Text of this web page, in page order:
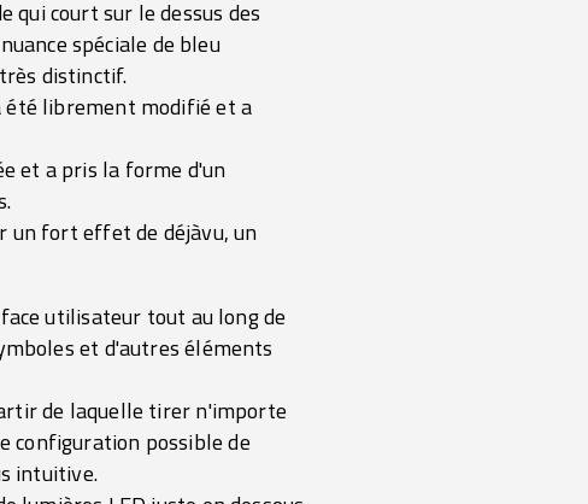
qui court sur le dessus des
spéciale de bleu
distinctif.
été librement modifié et a
et a pris la forme d'un
un fort effet de déjàvu, un
utilisateur tout au long de
et d'autres éléments
de laquelle tirer n'importe
configuration possible de
intuitive.